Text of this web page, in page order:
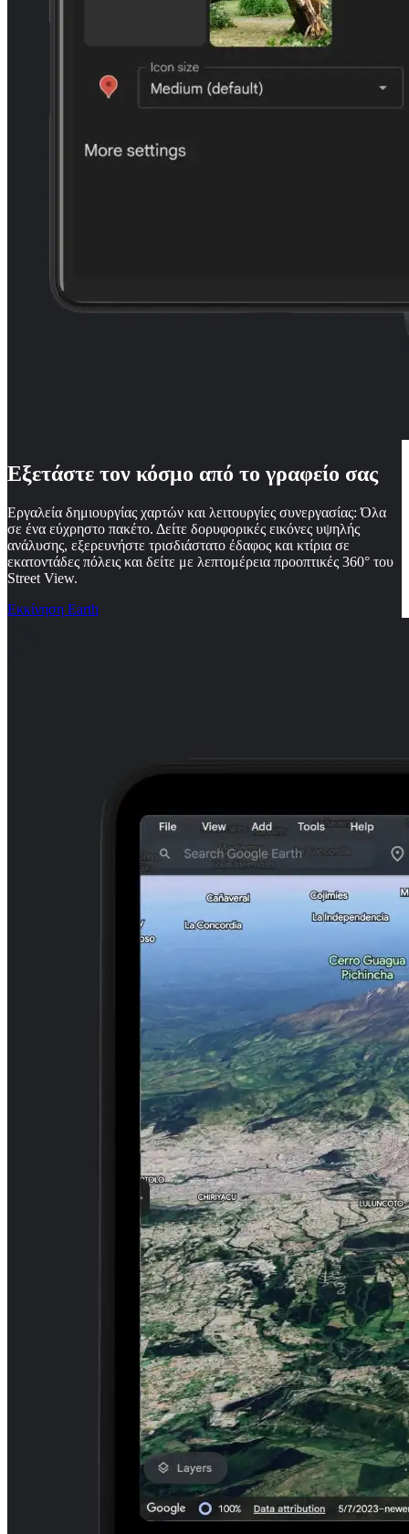
Εξετάστε τον κόσμο από το γραφείο σας
Εργαλεία δημιουργίας χαρτών και λειτουργίες συνεργασίας: Όλα
σε ένα εύχρηστο πακέτο. Δείτε δορυφορικές εικόνες υψηλής
ανάλυσης, εξερευνήστε τρισδιάστατο έδαφος και κτίρια σε
εκατοντάδες πόλεις και δείτε με λεπτομέρεια προοπτικές 360° του
Street View.
Εκκίνηση Earth